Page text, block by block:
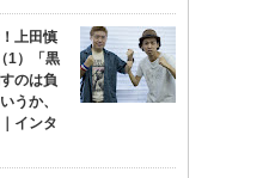
上田慎
1）「黒
のは負
うか、
インタ